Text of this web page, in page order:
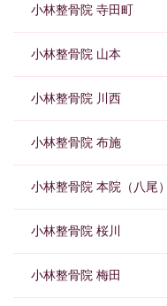
小林整骨院 寺田町
小林整骨院 山本
小林整骨院 川西
小林整骨院 布施
小林整骨院 本院（八尾）
小林整骨院 桜川
小林整骨院 梅田